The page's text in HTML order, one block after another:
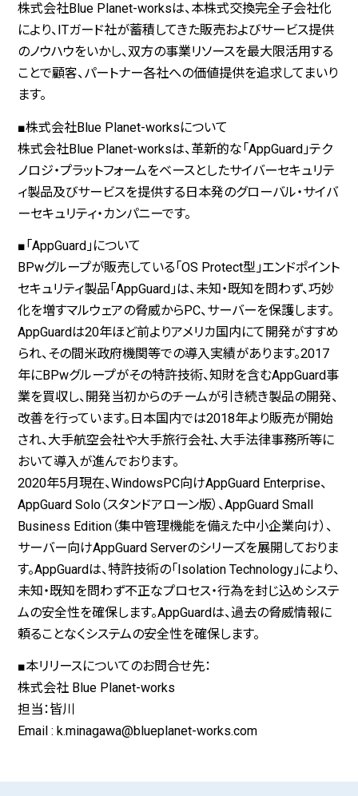
株式会社Blue Planet-worksは、本株式交換完全子会社化
により、ITガード社が蓄積してきた販売およびサービス提供
のノウハウをいかし、双方の事業リソースを最大限活用する
ことで顧客、パートナー各社への価値提供を追求してまいり
ます。
■株式会社Blue Planet-worksについて
株式会社Blue Planet-worksは、革新的な「AppGuard」テク
ノロジ・プラットフォームをベースとしたサイバーセキュリテ
ィ製品及びサービスを提供する日本発のグローバル・サイバ
ーセキュリティ・カンパニーです。
■「AppGuard」について
BPwグループが販売している「OS Protect型」エンドポイント
セキュリティ製品「AppGuard」は、未知・既知を問わず、巧妙
化を増すマルウェアの脅威からPC、サーバーを保護します。
AppGuardは20年ほど前よりアメリカ国内にて開発がすすめ
られ、その間米政府機関等での導入実績があります。2017
年にBPwグループがその特許技術、知財を含むAppGuard事
業を買収し、開発当初からのチームが引き続き製品の開発、
改善を行っています。日本国内では2018年より販売が開始
され、大手航空会社や大手旅行会社、大手法律事務所等に
おいて導入が進んでおります。
2020年5月現在、WindowsPC向けAppGuard Enterprise、
AppGuard Solo（スタンドアローン版）、AppGuard Small
Business Edition（集中管理機能を備えた中小企業向け）、
サーバー向けAppGuard Serverのシリーズを展開しておりま
す。AppGuardは、特許技術の「Isolation Technology」により、
未知・既知を問わず不正なプロセス・行為を封じ込めシステ
ムの安全性を確保します。AppGuardは、過去の脅威情報に
頼ることなくシステムの安全性を確保します。
■本リリースについてのお問合せ先：
株式会社 Blue Planet-works
担当：皆川
Email : k.minagawa@blueplanet-works.com